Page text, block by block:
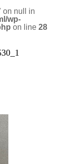
on null in
wp-
on line28